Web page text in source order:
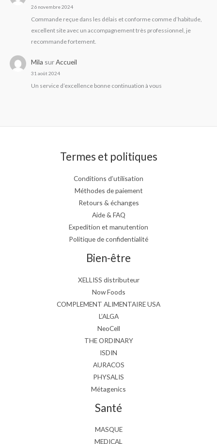
26 novembre 2024
Commande reçue dans les délais et conforme comme d’habitude,
excellent site avec un accompagnement très professionnel, je
recommande fortement.
Mila surAccueil
31 août 2024
Un service d’excellence bonne continuation à vous
Termes et politiques
Conditions d’utilisation
Méthodes de paiement
Retours & échanges
Aide & FAQ
Expedition et manutention
Politique de confidentialité
Bien-être
XELLISS distributeur
Now Foods
COMPLEMENT ALIMENTAIRE USA
L’ALGA
NeoCell
THE ORDINARY
ISDIN
AURACOS
PHYSALIS
Métagenics
Santé
MASQUE
MEDICAL